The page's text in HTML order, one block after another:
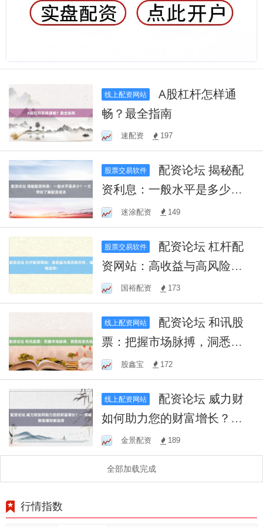
线上配资网站
A股杠杆怎样通
畅？最全指南
速配资 197
股票交易软件
资利息：一般水平是多少？
一文带你了解配资成本
迷涂配资 149
股票交易软件
资网站：高收益与高风险并
存，谨慎选择！
国裕配资 173
线上配资网站
票：把握市场脉搏，洞悉投
资先机
股鑫宝 172
线上配资网站
如何助力您的财富增长？
——揭秘智能理财新选择
金景配资 189
全部加载完成
行情指数